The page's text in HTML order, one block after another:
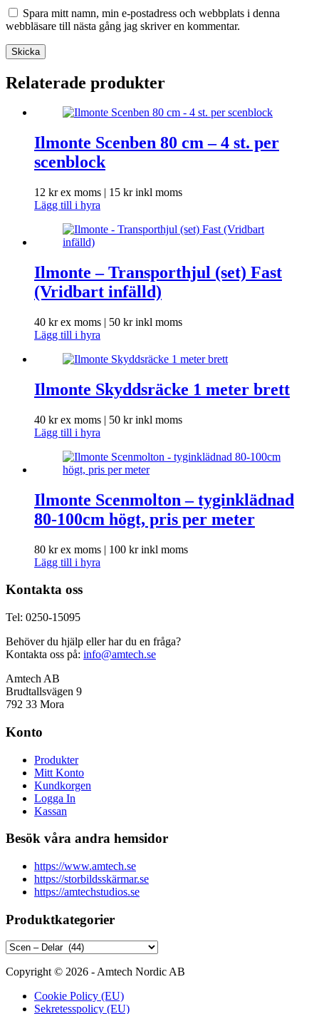
Spara mitt namn, min e-postadress och webbplats i denna
webbläsare till nästa gång jag skriver en kommentar.
Skicka
Relaterade produkter
Ilmonte Scenben 80 cm – 4 st. per
scenblock
12 krex moms | 15 krinkl moms
Lägg till i hyra
Ilmonte – Transporthjul (set) Fast
(Vridbart infälld)
40 krex moms | 50 krinkl moms
Lägg till i hyra
Ilmonte Skyddsräcke 1 meter brett
40 krex moms | 50 krinkl moms
Lägg till i hyra
Ilmonte Scenmolton – tyginklädnad
80-100cm högt, pris per meter
80 krex moms | 100 krinkl moms
Lägg till i hyra
Kontakta oss
Tel: 0250-15095
Behöver du hjälp eller har du en fråga?
Kontakta oss på: info@amtech.se
Amtech AB
Brudtallsvägen 9
792 33 Mora
Konto
Produkter
Mitt Konto
Kundkorgen
Logga In
Kassan
Besök våra andra hemsidor
https://www.amtech.se
https://storbildsskärmar.se
https://amtechstudios.se
Produktkategorier
Copyright © 2026 - Amtech Nordic AB
Cookie Policy (EU)
Sekretesspolicy (EU)